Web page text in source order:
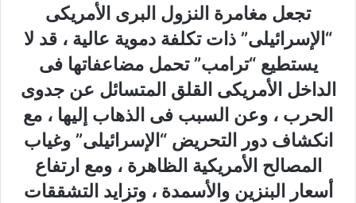
تجعل مغامرة النزول البرى الأمريكى
“الإسرائيلى” ذات تكلفة دموية عالية ، قد لا
يستطيع “ترامب” تحمل مضاعفاتها فى
الداخل الأمريكى القلق المتسائل عن جدوى
الحرب ، وعن السبب فى الذهاب إليها ، مع
انكشاف دور التحريض “الإسرائيلى” وغياب
المصالح الأمريكية الظاهرة ، ومع ارتفاع
أسعار البنزين والأسمدة ، وتزايد التشققات